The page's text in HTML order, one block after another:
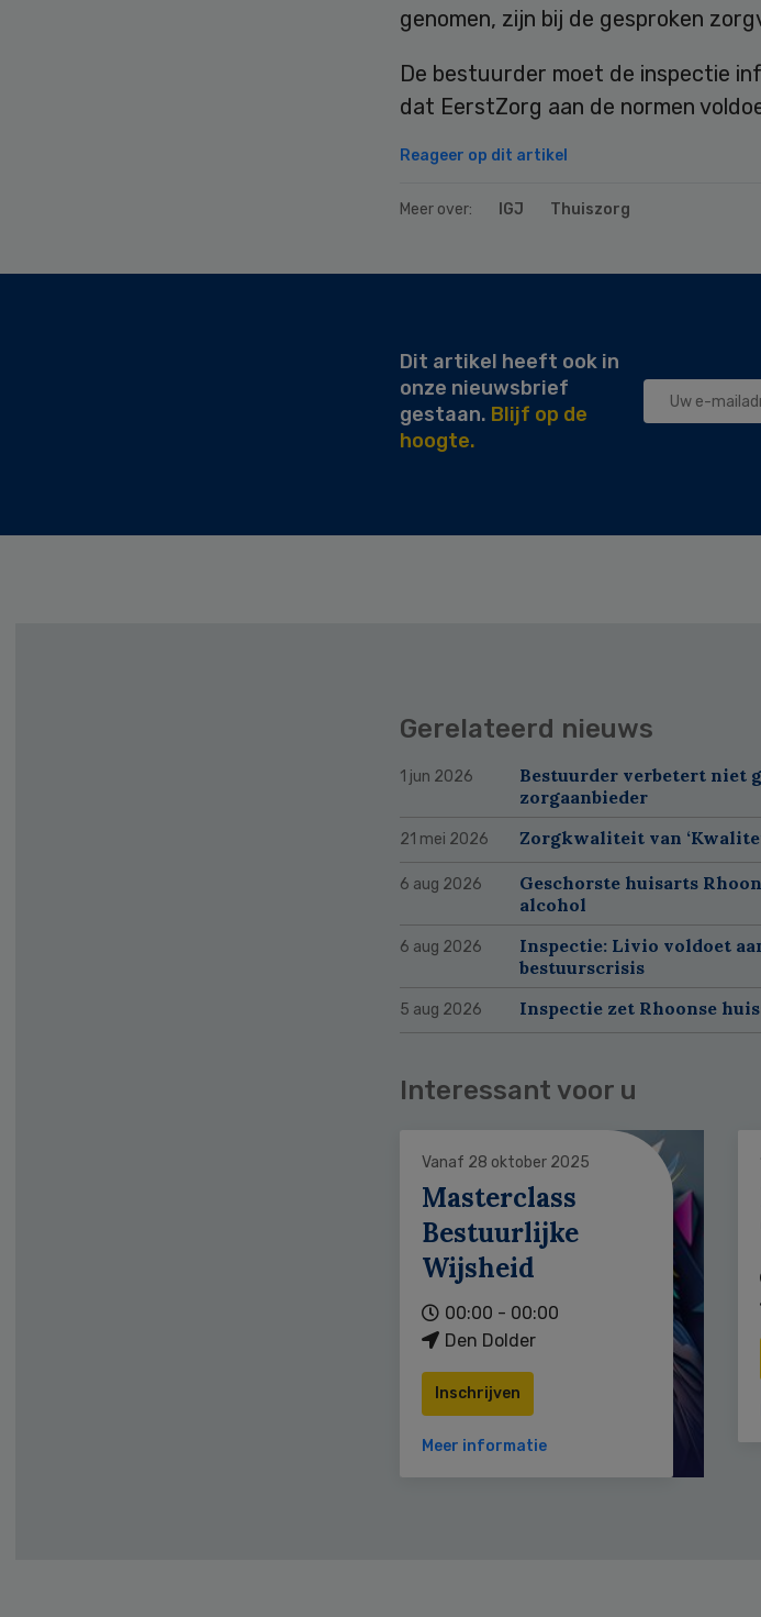
genomen, zijn bij de gesproken
De bestuurder moet de inspectie
dat EerstZorg aan de normen
Reageer op dit artikel
Meer over: IGJ Thuiszorg
Dit artikel heeft ook in
onze nieuwsbrief
gestaan. Blijf op de
hoogte.
Gerelateerd nieuws
1 jun 2026
Bestuurder verbetert niet
zorgaanbieder
21 mei 2026 Zorgkwaliteit van
6 aug 2026
Geschorste huisarts
alcohol
6 aug 2026
Inspectie: Livio voldoet
bestuurscrisis
5 aug 2026 Inspectie zet Rhoonse
Interessant voor u
Vanaf 28 oktober 2025
Masterclass
Bestuurlijke
Wijsheid
00:00 - 00:00
Den Dolder
Inschrijven
Meer informatie